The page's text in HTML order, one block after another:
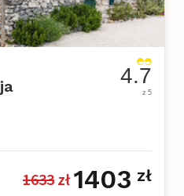
4.7
z 5
1633 zł 1403 zł